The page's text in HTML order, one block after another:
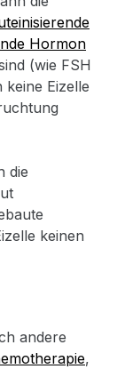
Hormon
(wie FSH
Eizelle
die
keinen
andere
,